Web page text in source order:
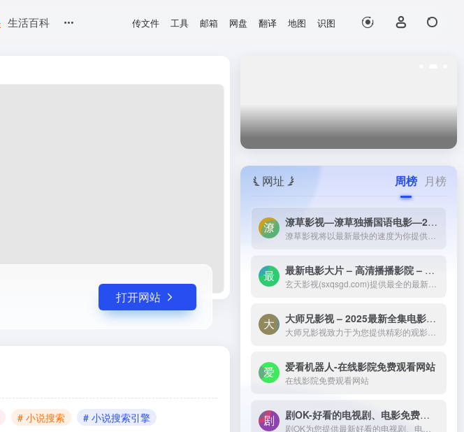
生活百科 传文件 工具 邮箱 网盘 翻译 地图 识图
打开网站
# 小说搜索
# 小说搜索引擎
网址 周榜 月榜
潦草影视—潦草独播国语电影—2023最新国语大片—免费国语潦草电影网-潦草影视将以最新最快的速度为你提供：最新电影电视剧的介绍和高速观看地址，好看的电影电视剧在线观看尽在潦草影视，为了更好的服务您，我们正在努力做最好的电影电视剧网站！
最新电影大片 – 高清播播影院 – 最新好看的电视剧免费在线观看 _ 玄天影视-玄天影视(sxqsgd.com)提供最全的最新电影大片，最热电视剧，韩国电视剧、香港TVB电视剧、韩剧、日剧、美剧、综艺、动漫的在线观看，无需下载任何播放器即可在线免费观看，每天第一时间更新，欢迎影迷到玄天
大师兄影视 – 2025最新全集电影电视剧_高清短剧视频免费在线观看-大师兄影视致力于为您提供精彩的观影选择，包括热门电影、电视剧、短剧、最新综艺节目和经典动漫。我们实时更新影片，确保您能享受最新、最全面的在线电影免费观看，更多高清资源尽在大师兄影院网。
爱看机器人-在线影院免费观看网站
在线影院免费观看网站
剧OK-好看的电视剧、电影免费在线播放